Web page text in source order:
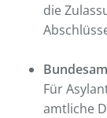
die
Für
amtliche